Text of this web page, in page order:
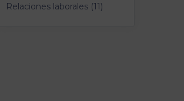
Relaciones laborales (11)